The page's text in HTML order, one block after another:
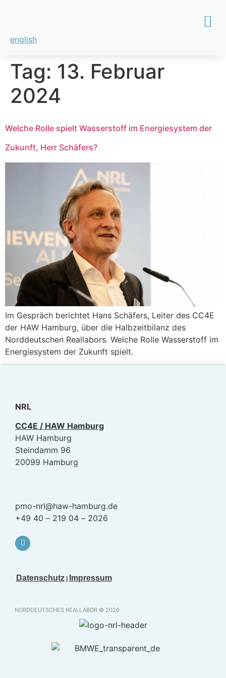
english
Tag: 13. Februar
2024
Welche Rolle spielt Wasserstoff im Energiesystem der
Zukunft, Herr Schäfers?
Im Gespräch berichtet Hans Schäfers, Leiter des CC4E
der HAW Hamburg, über die Halbzeitbilanz des
Norddeutschen Reallabors. Welche Rolle Wasserstoff im
Energiesystem der Zukunft spielt.
NRL
CC4E / HAW Hamburg
HAW Hamburg
Steindamm 96
20099 Hamburg
pmo-nrl@haw-hamburg.de
+49 40 – 219 04 – 2026
Datenschutz | Impressum
NORDDEUTSCHES REALLABOR © 2026